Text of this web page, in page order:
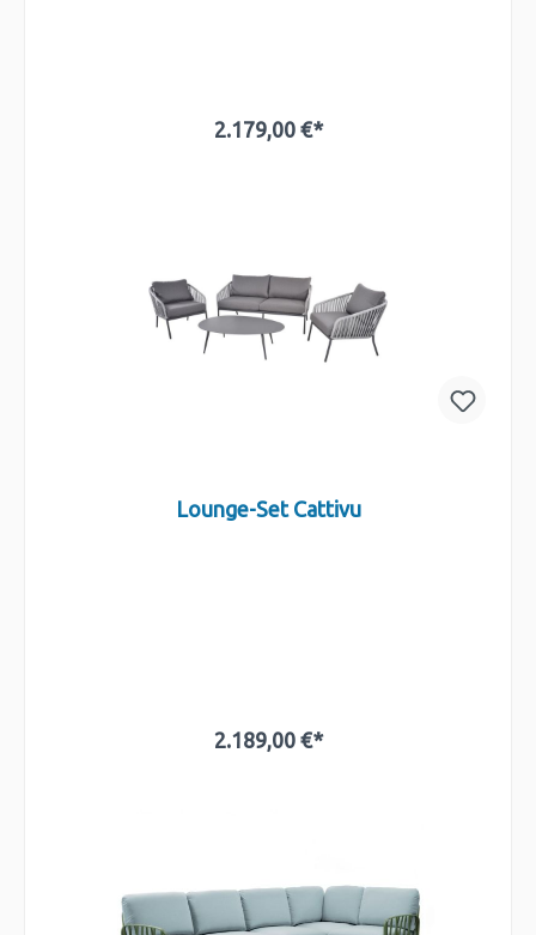
2.179,00 €*
Lounge-Set Cattivu
2.189,00 €*